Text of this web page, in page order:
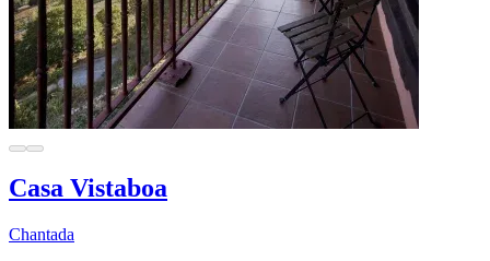
Casa Vistaboa
Chantada